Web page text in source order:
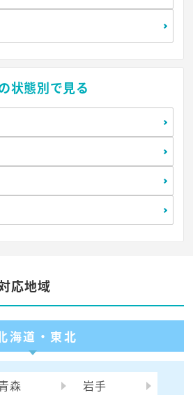
状態別で見る
応地域
海道・東北
森
岩手